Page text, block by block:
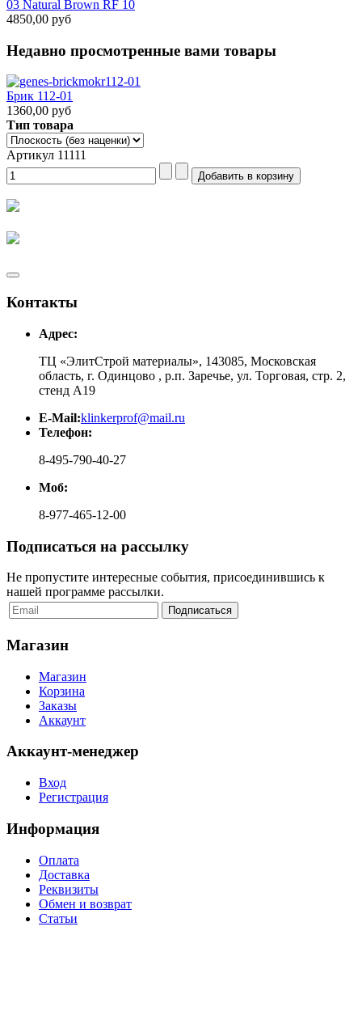
03 Natural Brown RF 10
4850,00 руб
Недавно просмотренные вами товары
Брик 112-01
1360,00 руб
Тип товара
Артикул 11111
Контакты
Адрес:
ТЦ «ЭлитСтрой материалы», 143085, Московская
область, г. Одинцово , р.п. Заречье, ул. Торговая, стр. 2,
стенд А19
E-Mail:klinkerprof@mail.ru
Телефон:
8-495-790-40-27
Моб:
8-977-465-12-00
Подписаться на рассылку
Не пропустите интересные события, присоединившись к
нашей программе рассылки.
Магазин
Магазин
Корзина
Заказы
Аккаунт
Аккаунт-менеджер
Вход
Регистрация
Информация
Оплата
Доставка
Реквизиты
Обмен и возврат
Статьи